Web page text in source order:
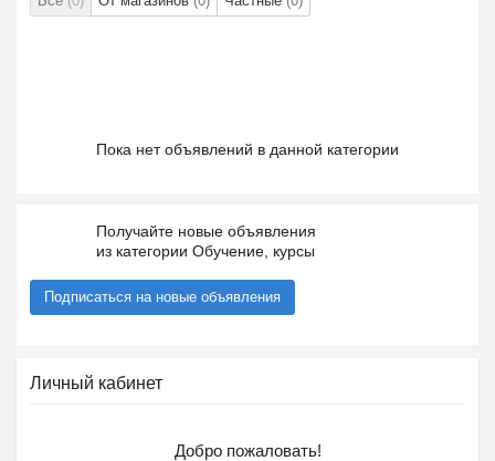
Пока нет объявлений в данной категории
Получайте новые объявления
из категории Обучение, курсы
Подписаться на новые объявления
Личный кабинет
Добро пожаловать!